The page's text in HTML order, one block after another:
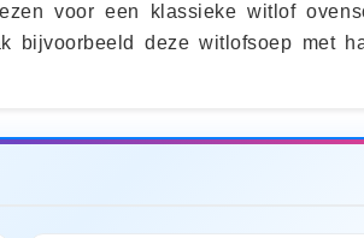
voor een klassieke witlof
bijvoorbeeld deze witlofsoep met